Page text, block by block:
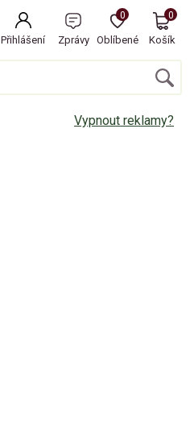
Přihlášení Zprávy Oblíbené
0
Košík
0
Vypnout reklamy?